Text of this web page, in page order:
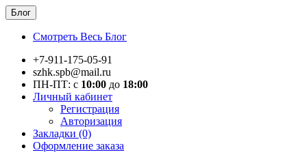
Блог
Смотреть Весь Блог
+7-911-175-05-91
szhk.spb@mail.ru
ПН-ПТ: с 10:00 до 18:00
Личный кабинет
Регистрация
Авторизация
Закладки (0)
Оформление заказа